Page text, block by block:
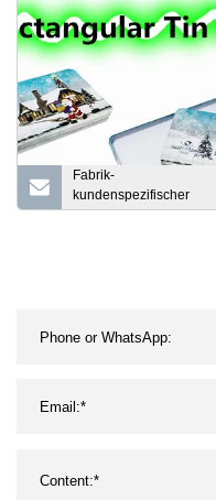
Fabrik-
kundenspezifischer
Weißblech-